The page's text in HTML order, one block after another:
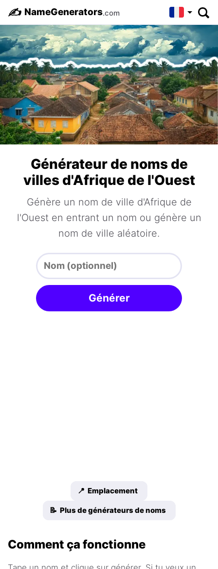
✍️ NameGenerators.com
Générateur de noms de
villes d'Afrique de l'Ouest
Génère un nom de ville d'Afrique de
l'Ouest en entrant un nom ou génère un
nom de ville aléatoire.
Générer
📍 Emplacement
📝 Plus de générateurs de noms
Comment ça fonctionne